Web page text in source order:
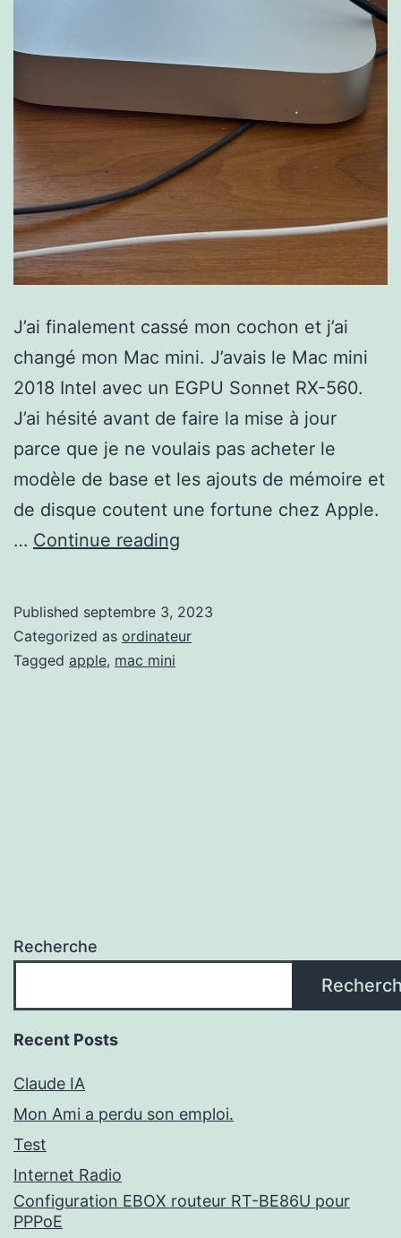
J’ai finalement cassé mon cochon et j’ai
changé mon Mac mini. J’avais le Mac mini
2018 Intel avec un EGPU Sonnet RX-560.
J’ai hésité avant de faire la mise à jour
parce que je ne voulais pas acheter le
modèle de base et les ajouts de mémoire et
de disque coutent une fortune chez Apple.
… Continue reading
mini
Published septembre 3, 2023
Categorized as ordinateur
Tagged apple, mac mini
Recherche
Recent Posts
Claude IA
Mon Ami a perdu son emploi.
Test
Internet Radio
Configuration EBOX routeur RT-BE86U pour
PPPoE